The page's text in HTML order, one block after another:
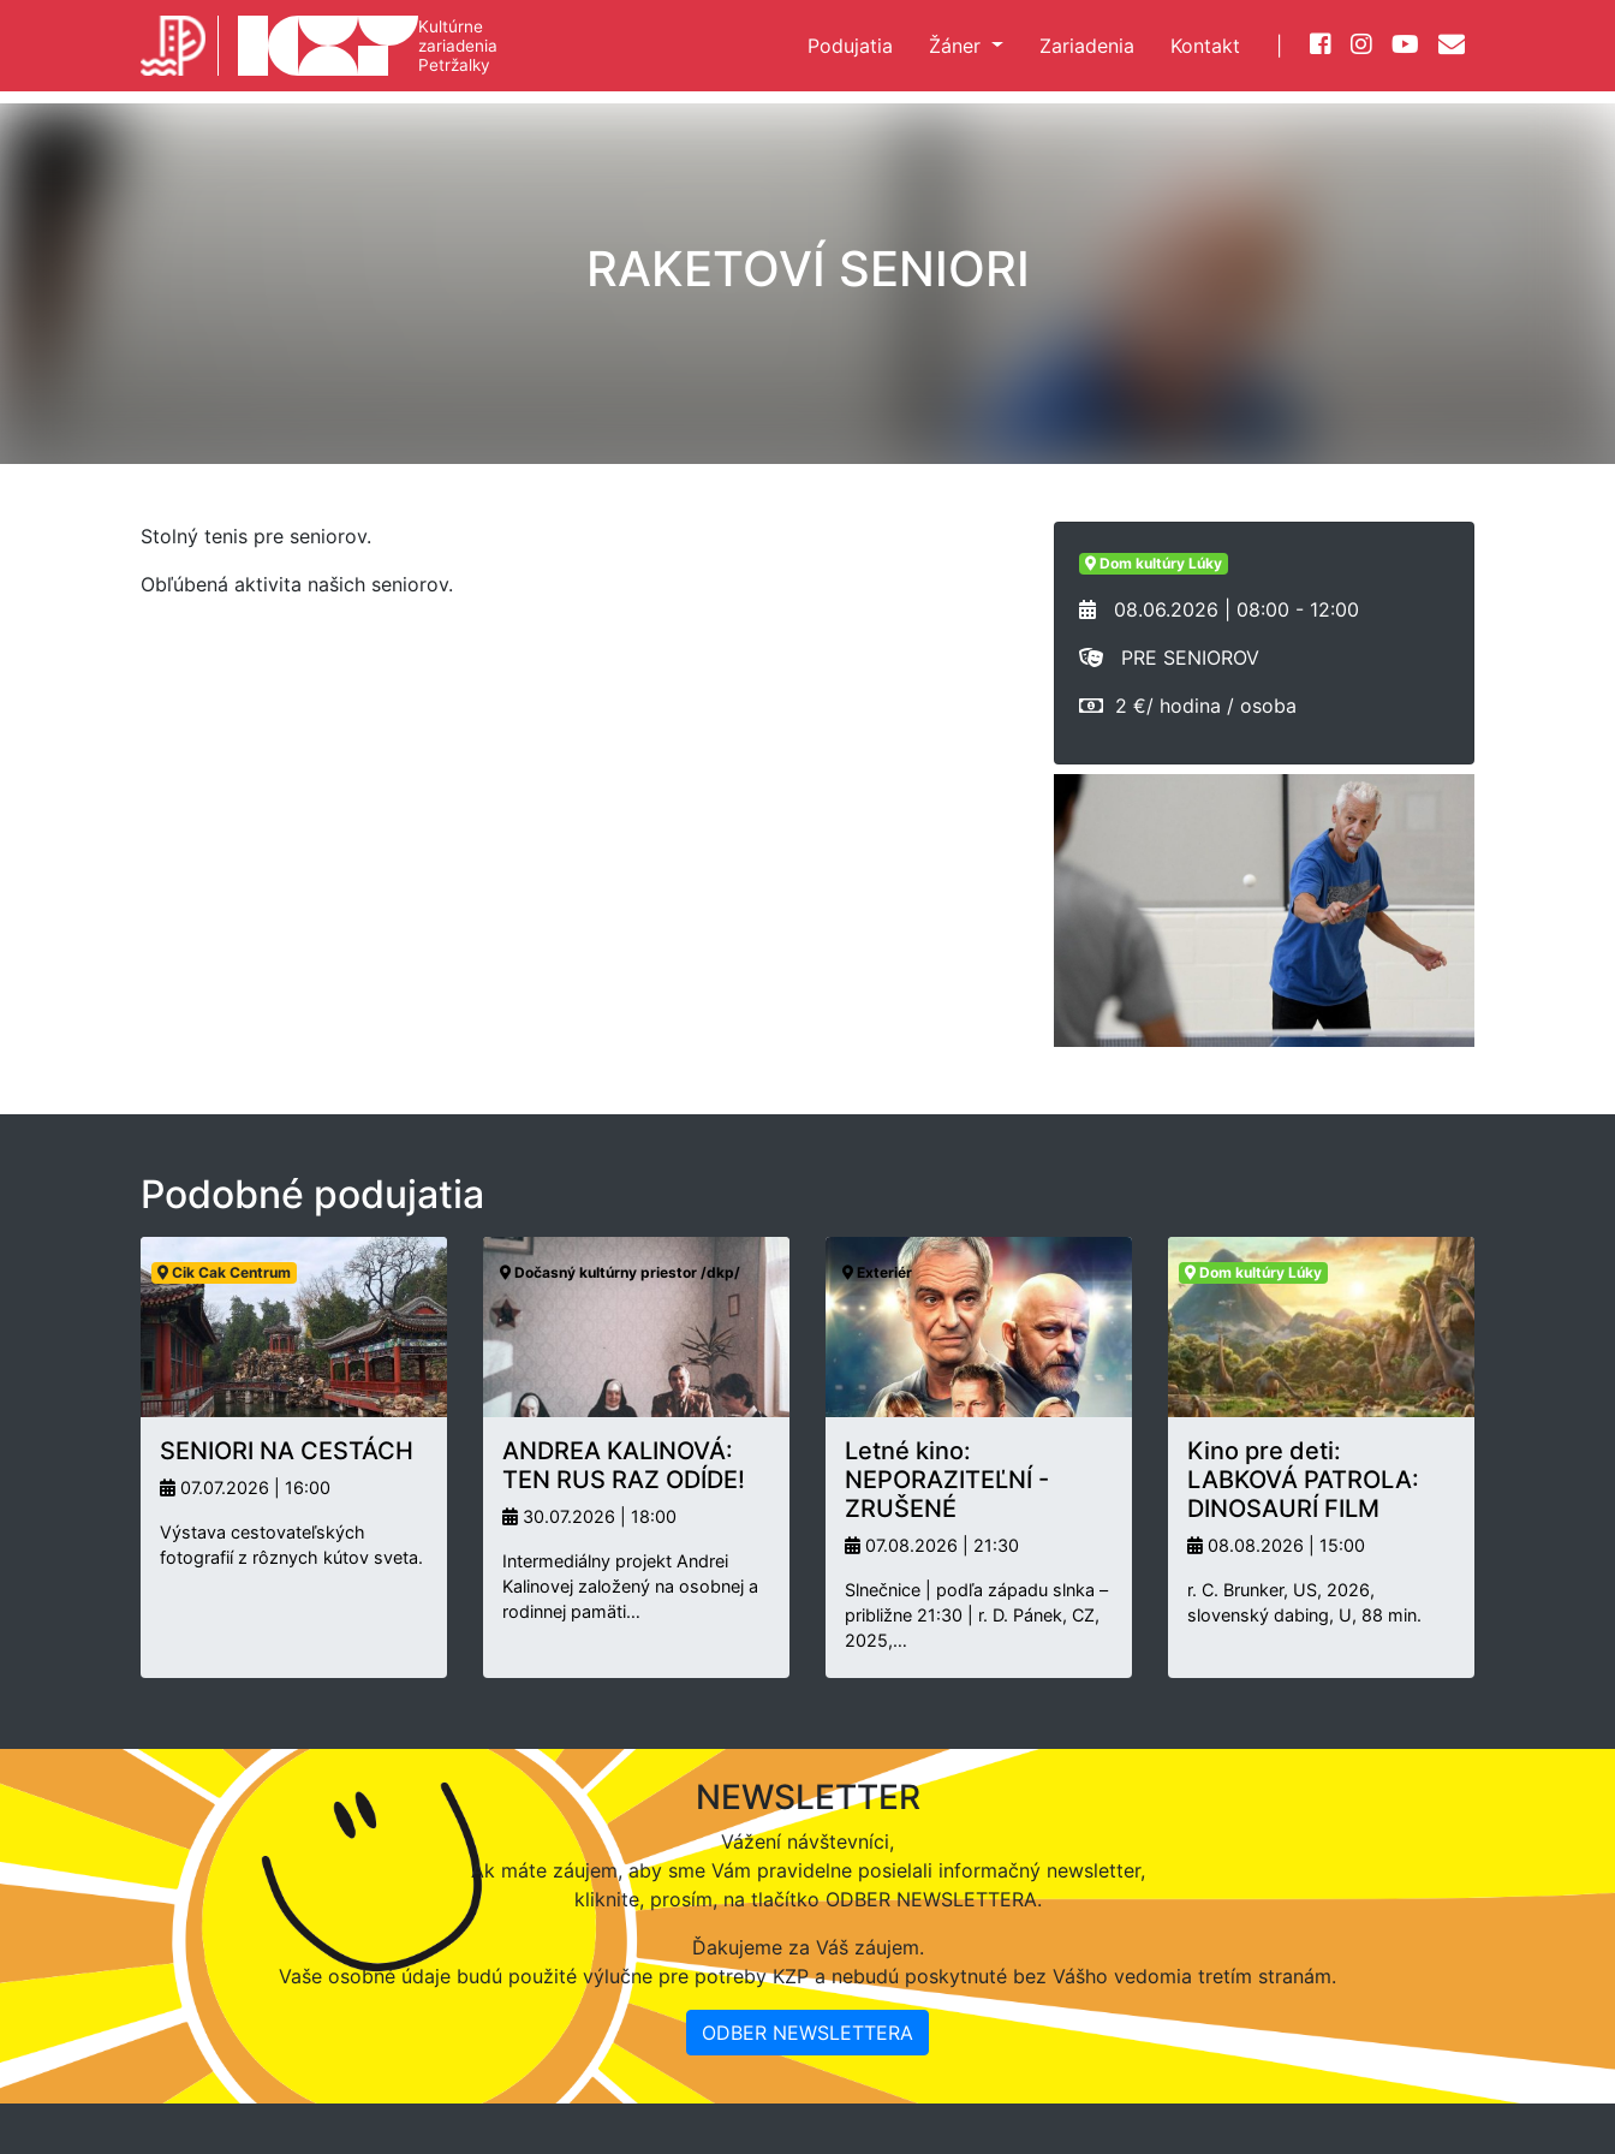
Kultúrne
zariadenia
Petržalky
Podujatia Žáner Zariadenia Kontakt
RAKETOVÍ SENIORI
Stolný tenis pre seniorov.
Obľúbená aktivita našich seniorov.
Dom kultúry Lúky
08.06.2026 | 08:00 - 12:00
PRE SENIOROV
2 €/ hodina / osoba
Podobné podujatia
Cik Cak Centrum
SENIORI NA CESTÁCH
07.07.2026 | 16:00
Výstava cestovateľských
fotografií z rôznych kútov sveta.
Dočasný kultúrny priestor /dkp/
ANDREA KALINOVÁ:
TEN RUS RAZ ODÍDE!
30.07.2026 | 18:00
Intermediálny projekt Andrei
Kalinovej založený na osobnej a
rodinnej pamäti…
Exteriér
Letné kino:
NEPORAZITEĽNÍ -
ZRUŠENÉ
07.08.2026 | 21:30
Slnečnice | podľa západu slnka –
približne 21:30 | r. D. Pánek, CZ,
2025,…
Dom kultúry Lúky
Kino pre deti:
LABKOVÁ PATROLA:
DINOSAURÍ FILM
08.08.2026 | 15:00
r. C. Brunker, US, 2026,
slovenský dabing, U, 88 min.
NEWSLETTER
Vážení návštevníci,
Ak máte záujem, aby sme Vám pravidelne posielali informačný newsletter,
kliknite, prosím, na tlačítko ODBER NEWSLETTERA.
Ďakujeme za Váš záujem.
Vaše osobné údaje budú použité výlučne pre potreby KZP a nebudú poskytnuté bez Vášho vedomia tretím stranám.
ODBER NEWSLETTERA